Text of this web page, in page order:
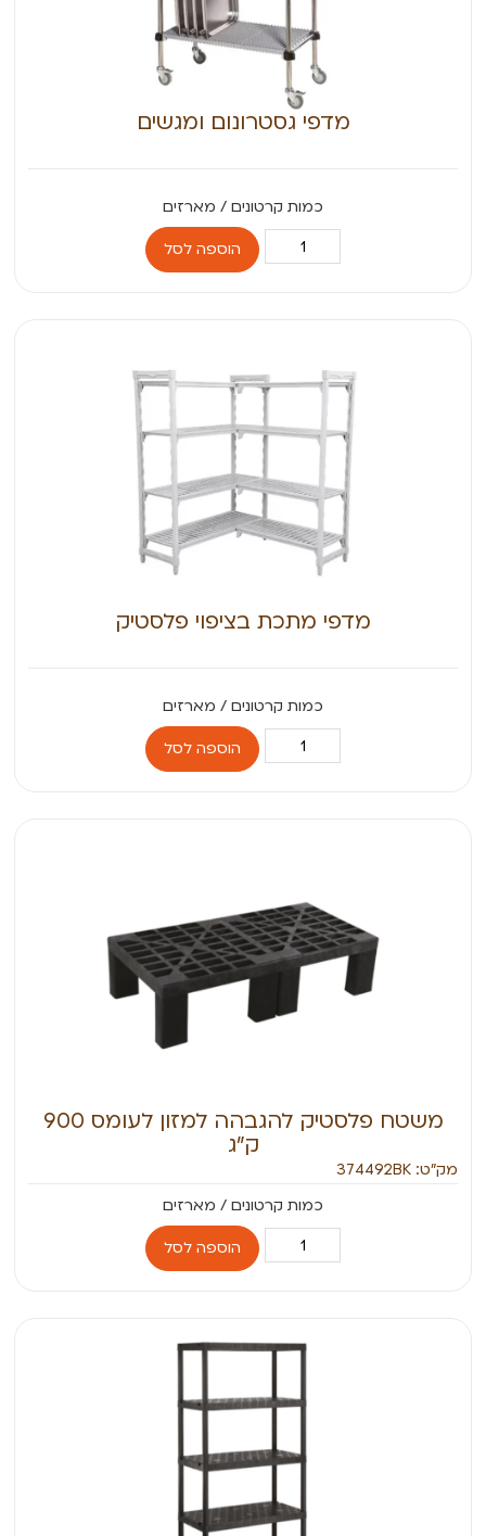
מדפי גסטרונום ומגשים
הוספה לסל
מדפי מתכת בציפוי פלסטיק
הוספה לסל
משטח פלסטיק להגבהה למזון לעומס 900
ק”ג
מק״ט: 374492BK
הוספה לסל